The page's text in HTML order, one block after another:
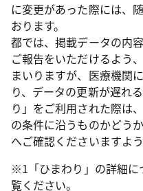
に変更があった際には、
おります。
都では、掲載データの内
ご報告をいただけるよう
まいりますが、医療機関
り、データの更新が遅れ
り」をご利用された際は
の条件に沿うものかどう
へご確認くださいますよう
※1「ひまわり」の詳細に
覧ください。